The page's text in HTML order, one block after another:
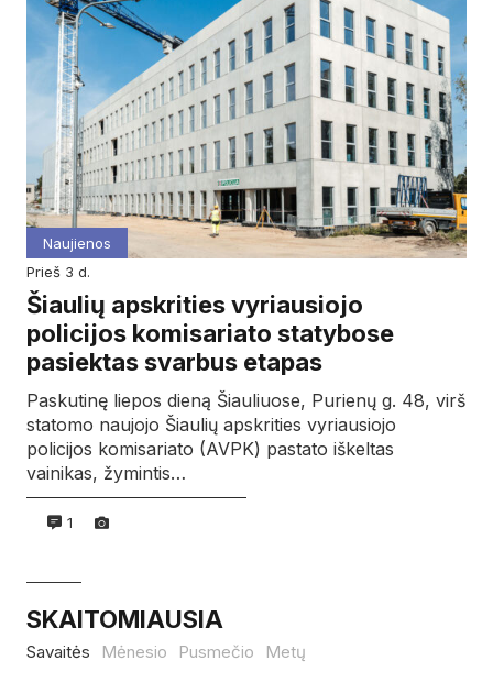
Naujienos
prieš 3 d.
Šiaulių apskrities vyriausiojo
policijos komisariato statybose
pasiektas svarbus etapas
Paskutinę liepos dieną Šiauliuose, Purienų g. 48, virš
statomo naujojo Šiaulių apskrities vyriausiojo
policijos komisariato (AVPK) pastato iškeltas
vainikas, žymintis…
1
SKAITOMIAUSIA
Savaitės Mėnesio Pusmečio Metų